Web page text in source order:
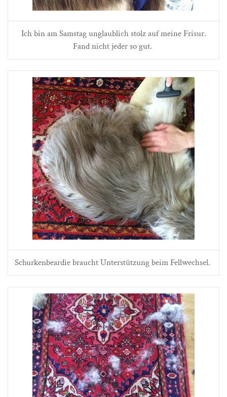
Ich bin am Samstag unglaublich stolz auf meine Frisur.
Fand nicht jeder so gut.
Schurkenbeardie braucht Unterstützung beim Fellwechsel.